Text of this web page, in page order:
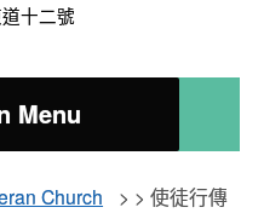
十二號
Menu
Church > > 使徒行傳